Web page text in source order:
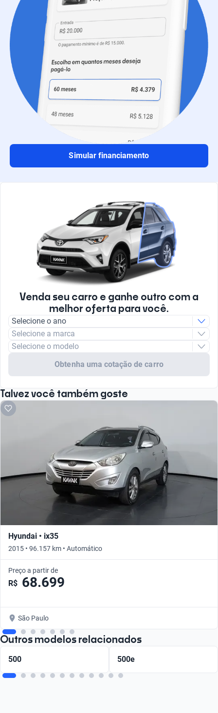
Simular financiamento
Venda seu carro e ganhe outro com a
melhor oferta para você.
Selecione o ano
Selecione a marca
Selecione o modelo
Obtenha uma cotação de carro
Talvez você também goste
Hyundai • ix35
2015 • 96.157 km • Automático
Preço a partir de
R$ 68.699
São Paulo
Outros modelos relacionados
500 500e